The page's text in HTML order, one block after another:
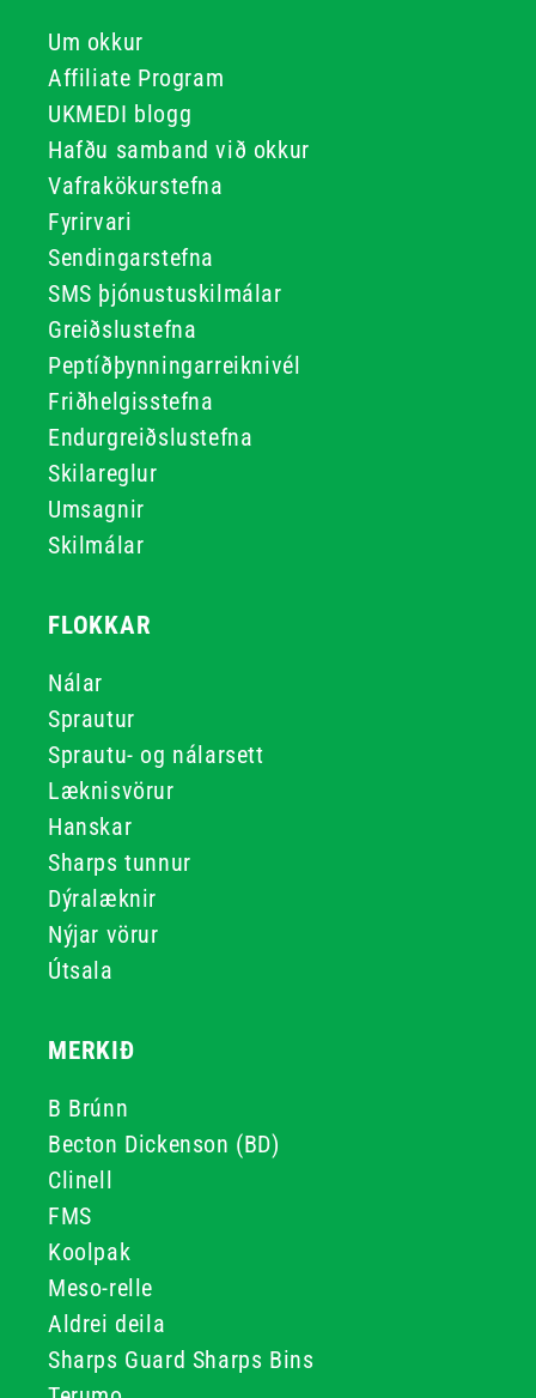
Um okkur
Affiliate Program
UKMEDI blogg
Hafðu samband við okkur
Vafrakökurstefna
Fyrirvari
Sendingarstefna
SMS þjónustuskilmálar
Greiðslustefna
Peptíðþynningarreiknivél
Friðhelgisstefna
Endurgreiðslustefna
Skilareglur
Umsagnir
Skilmálar
FLOKKAR
Nálar
Sprautur
Sprautu- og nálarsett
Læknisvörur
Hanskar
Sharps tunnur
Dýralæknir
Nýjar vörur
Útsala
MERKIÐ
B Brúnn
Becton Dickenson (BD)
Clinell
FMS
Koolpak
Meso-relle
Aldrei deila
Sharps Guard Sharps Bins